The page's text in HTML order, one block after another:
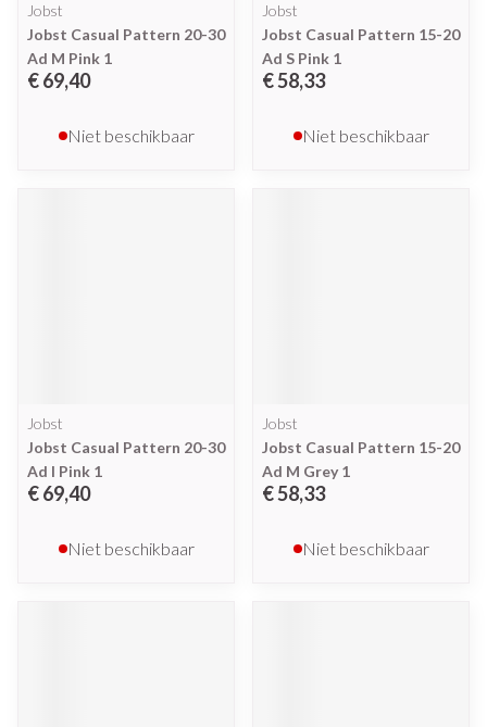
Jobst
Jobst Casual Pattern 20-30
Ad M Pink 1
€ 69,40
Niet beschikbaar
Jobst
Jobst Casual Pattern 15-20
Ad S Pink 1
€ 58,33
Niet beschikbaar
Jobst
Jobst Casual Pattern 20-30
Ad l Pink 1
€ 69,40
Niet beschikbaar
Jobst
Jobst Casual Pattern 15-20
Ad M Grey 1
€ 58,33
Niet beschikbaar